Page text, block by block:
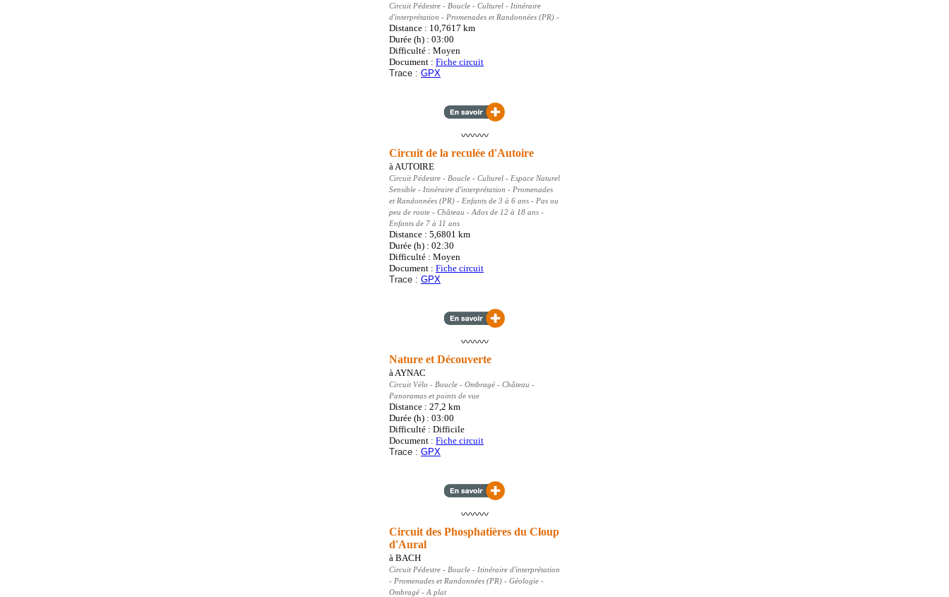
Circuit Pédestre - Boucle - Culturel - Itinéraire
d'interprétation - Promenades et Randonnées (PR) -
Distance : 10,7617 km
Durée (h) : 03:00
Difficulté : Moyen
Document : Fiche circuit
Trace : GPX
〰️〰️〰️
Circuit de la reculée d'Autoire
àAUTOIRE
Circuit Pédestre - Boucle - Culturel - Espace Naturel
Sensible - Itinéraire d'interprétation - Promenades
et Randonnées (PR) - Enfants de 3 à 6 ans - Pas ou
peu de route - Château - Ados de 12 à 18 ans -
Enfants de 7 à 11 ans
Distance : 5,6801 km
Durée (h) : 02:30
Difficulté : Moyen
Document : Fiche circuit
Trace : GPX
〰️〰️〰️
Nature et Découverte
àAYNAC
Circuit Vélo - Boucle - Ombragé - Château -
Panoramas et points de vue
Distance : 27,2 km
Durée (h) : 03:00
Difficulté : Difficile
Document : Fiche circuit
Trace : GPX
〰️〰️〰️
Circuit des Phosphatières du Cloup
d'Aural
à BACH
Circuit Pédestre - Boucle - Itinéraire d'interprétation
- Promenades et Randonnées (PR) - Géologie -
Ombragé - A plat